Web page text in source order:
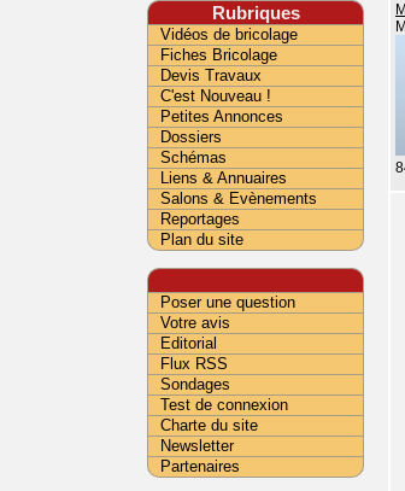
Rubriques
Vidéos de bricolage
Fiches Bricolage
Devis Travaux
C'est Nouveau !
Petites Annonces
Dossiers
Schémas
Liens & Annuaires
Salons & Evènements
Reportages
Plan du site
Poser une question
Votre avis
Editorial
Flux RSS
Sondages
Test de connexion
Charte du site
Newsletter
Partenaires